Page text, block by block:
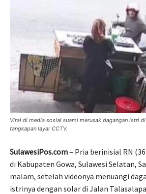
Viral di media sosial suami merusak dagangan istri
tangkapan layar CCTV.
SulawesiPos.com– Pria berinisial RN
di Kabupaten Gowa, Sulawesi Selatan,
malam, setelah videonya menuangi
istrinya dengan solar di Jalan